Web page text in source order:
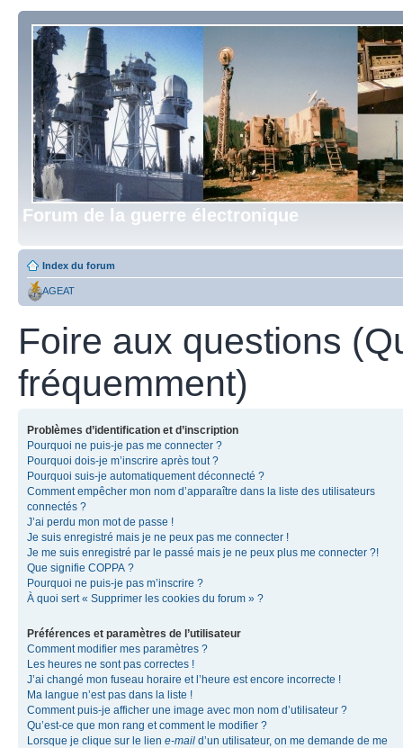
Forum de la guerre électronique
Index du forum
AGEAT
Foire aux questions
fréquemment)
Problèmes d’identification et d’inscription
Pourquoi ne puis-je pas me connecter ?
Pourquoi dois-je m’inscrire après tout ?
Pourquoi suis-je automatiquement déconnecté ?
Comment empêcher mon nom d’apparaître dans la liste des utilisateurs
connectés ?
J’ai perdu mon mot de passe !
Je suis enregistré mais je ne peux pas me connecter !
Je me suis enregistré par le passé mais je ne peux plus me connecter ?!
Que signifie COPPA ?
Pourquoi ne puis-je pas m’inscrire ?
À quoi sert « Supprimer les cookies du forum » ?
Préférences et paramètres de l’utilisateur
Comment modifier mes paramètres ?
Les heures ne sont pas correctes !
J’ai changé mon fuseau horaire et l’heure est encore incorrecte !
Ma langue n’est pas dans la liste !
Comment puis-je afficher une image avec mon nom d’utilisateur ?
Qu’est-ce que mon rang et comment le modifier ?
Lorsque je clique sur le lien e-mail d’un utilisateur, on me demande de me